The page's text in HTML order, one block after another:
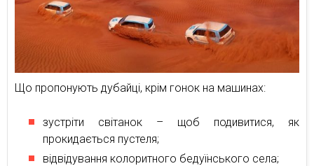
Що пропонують дубайці, крім гонок на машинах:
зустріти світанок – щоб подивитися, як
прокидається пустеля;
відвідування колоритного бедуїнського села;